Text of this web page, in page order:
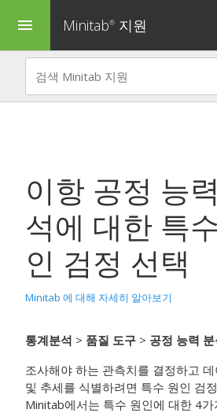
menu Minitab® 지원
이항 공정 능
석에 대한 특
인 검정 선택
Minitab 에 대해 자세히 알아보기
통계분석 > 품질 도구 > 공정 능력 분
조사해야 하는 관측치를 결정하고
및 추세를 식별하려면 특수 원인 검
Minitab에서는 특수 원인에 대한 4